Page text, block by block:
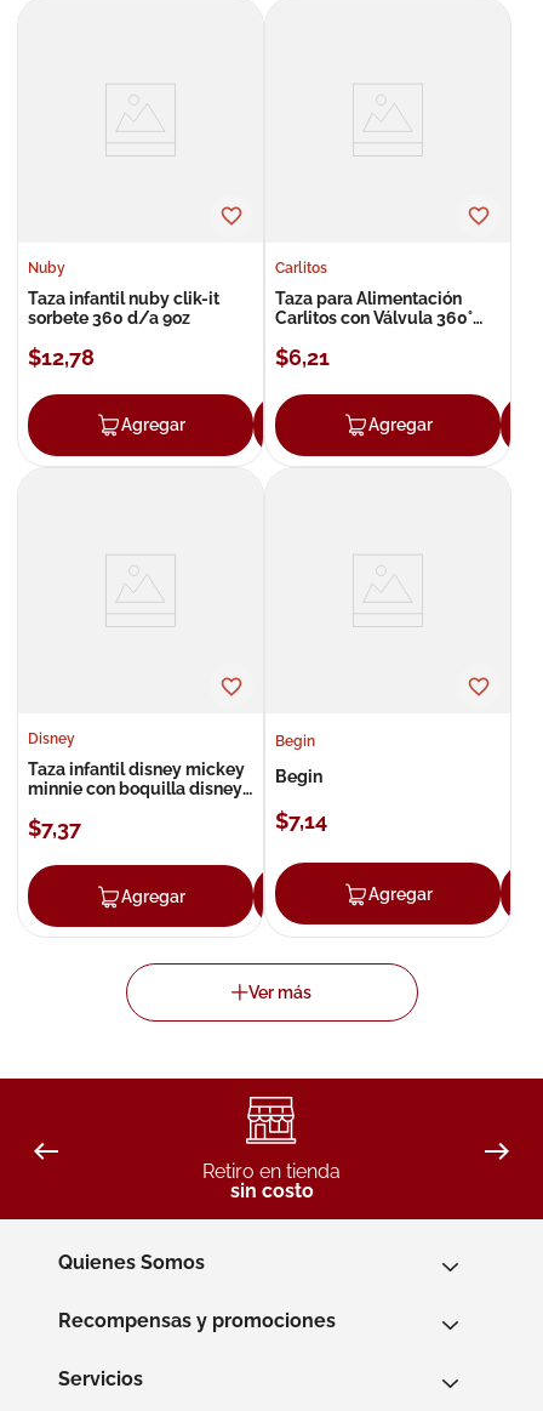
Nuby
Taza infantil nuby clik-it
sorbete 360 d/a 9oz
$12,78
Agregar Agregar
Carlitos
Taza para Alimentación
Carlitos con Válvula 360°
$6,21
Agregar
Disney
Taza infantil disney mickey
minnie con boquilla disney
$7,37
Agregar Agregar
Begin
Begin
$7,14
Agregar
Retiro en tienda
sin costo
Quienes Somos
Recompensas y promociones
Servicios